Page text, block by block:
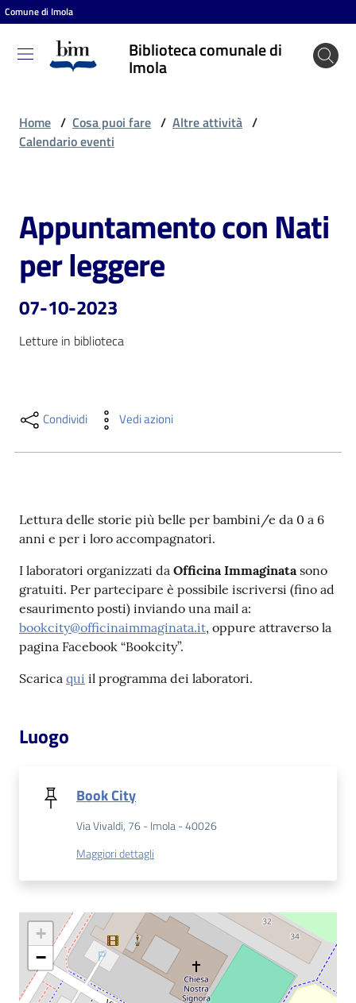
Vai al contenuto
Vai alla navigazione
Vai al footer
Comune di Imola
Biblioteca comunale di
Imola
Biblioteca
comunale
Cosa
puoi
fare
Scopri
Casa
Piani
Archivio
lettura
Seguici
Home / Cosa puoi fare / Altre attività /
Calendario eventi
Salta al contenuto
Appuntamento con Nati
per leggere
07-10-2023
Letture in biblioteca
Condividi Vedi azioni
Lettura delle storie più belle per bambini/e da 0 a 6
anni e per i loro accompagnatori.
I laboratori organizzati da Officina Immaginatasono
gratuiti. Per partecipare è possibile iscriversi (fino ad
esaurimento posti) inviando una mail a:
bookcity@officinaimmaginata.it, oppure attraverso la
pagina Facebook “Bookcity”.
Scarica qui il programma dei laboratori.
Luogo
Book City
Via Vivaldi, 76 - Imola - 40026
Maggiori dettagli
+
−